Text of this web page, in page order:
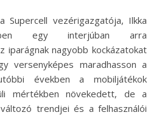
egy interjúban arra
nagyobb kockázatokat
versenyképes maradhasson a
években a mobiljátékok
mértékben növekedett, de a
trendjei és a felhasználói